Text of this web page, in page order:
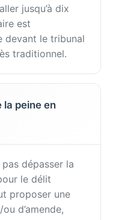
jusqu’à dix
est
devant le tribunal
traditionnel.
la peine en
dépasser la
le délit
proposer une
d’amende,